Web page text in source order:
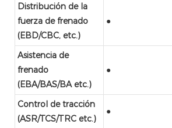
Distribución de la
fuerza de frenado
(EBD/CBC, etc.)
●
Asistencia de
frenado
(EBA/BAS/BA etc.)
●
Control de tracción
(ASR/TCS/TRC etc.)
●